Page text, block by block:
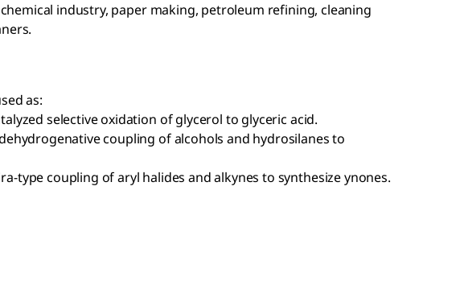
industry, paper making, petroleum refining, cleaning
as:
selective oxidation of glycerol to glyceric acid.
coupling of alcohols and hydrosilanes to
type coupling of aryl halides and alkynes to synthesize ynones.